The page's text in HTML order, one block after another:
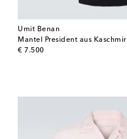
Umit Benan
Mantel President aus Kaschmir
€ 7.500
original price